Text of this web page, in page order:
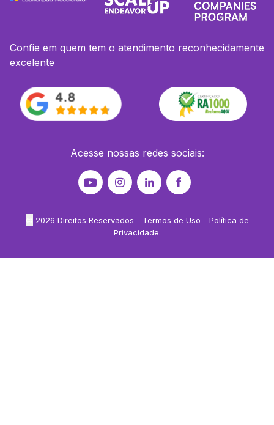
Confie em quem tem o atendimento reconhecidamente
excelente
Acesse nossas redes sociais:
2026 Direitos Reservados - Termos de Uso - Política de
Privacidade.